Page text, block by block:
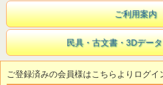
ご利用案内
民具・古文書・3Dデー
ご登録済みの会員様はこちらよりログイ